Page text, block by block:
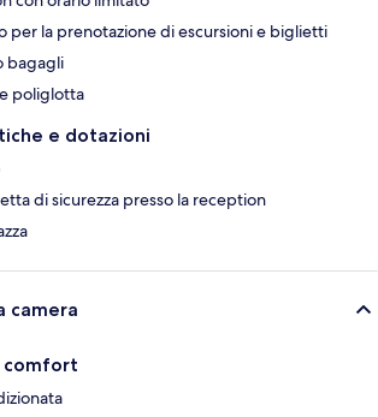
per la prenotazione di escursioni e biglietti
bagagli
poliglotta
e dotazioni
di sicurezza presso la reception
camera
comfort